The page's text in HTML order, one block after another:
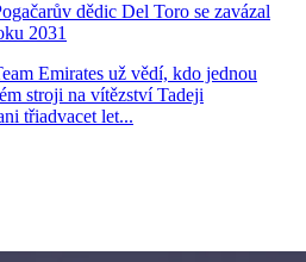
dědic Del Toro se zavázal
2031
Emirates už vědí, kdo jednou
stroji na vítězství Tadeji
třiadvacet let...